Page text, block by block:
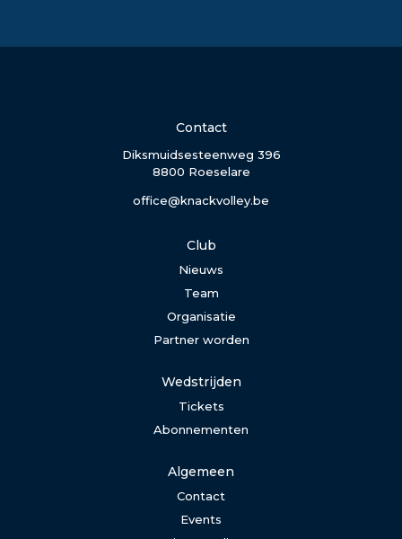
Contact
Diksmuidsesteenweg 396
8800 Roeselare
office@knackvolley.be
Club
Nieuws
Team
Organisatie
Partner worden
Wedstrijden
Tickets
Abonnementen
Algemeen
Contact
Events